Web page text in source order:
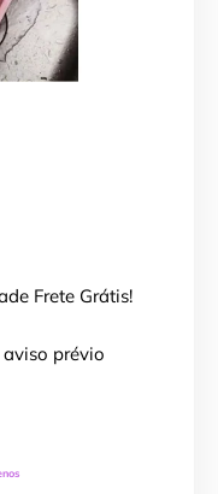
Frete Grátis!
prévio